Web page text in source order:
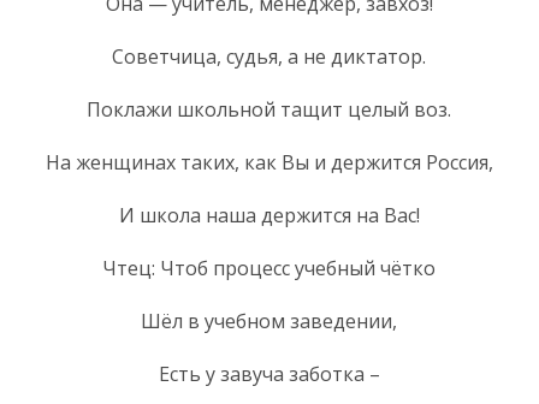
Советчица, судья, а не диктатор.
Поклажи школьной тащит целый воз.
На женщинах таких, как Вы и держится Россия,
И школа наша держится на Вас!
Чтец: Чтоб процесс учебный чётко
Шёл в учебном заведении,
Есть у завуча заботка –